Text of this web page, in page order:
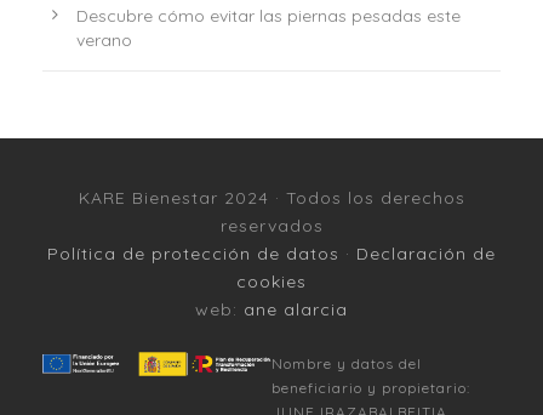
Descubre cómo evitar las piernas pesadas este
verano
KARE Bienestar 2024 · Todos los derechos
reservados
Política de protección de datos · Declaración de
cookies
web: ane alarcia
Nombre y datos del
beneficiario y propietario: